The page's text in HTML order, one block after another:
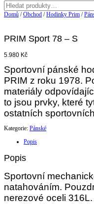
Domů /Obchod /Hodinky Prim /
PRIM Sport 78 – S
5.980 Kč
Sportovní pánské
PRIM z roku 1978.
materiály
to jsou prvky, které
ostatních
Kategorie: Pánské
Popis
Popis
Sportovní
natahováním.
nerezové oceli